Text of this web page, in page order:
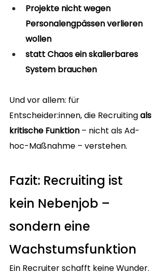
Projekte nicht wegen
Personalengpässen verlieren
wollen
statt Chaos ein skalierbares
System brauchen
Und vor allem: für
Entscheider:innen, die Recruiting als
kritische Funktion – nicht als Ad-
hoc-Maßnahme – verstehen.
Fazit: Recruiting ist
kein Nebenjob –
sondern eine
Wachstumsfunktion
Ein Recruiter schafft keine Wunder.